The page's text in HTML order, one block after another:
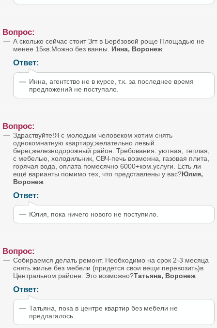
Вопрос:
А сколько сейчас стоит Згт в Берёзовой роще Площадью не
менее 15кв.Можно без ванны. Инна, Воронеж
Ответ:
Инна, агентство не в курсе, т.к. за последнее время
предложений не поступало.
Вопрос:
Здраствуйте!Я с молодым человеком хотим снять
однокомнатную квартиру,желательно левый
берег,железнодорожный район. Требования: уютная, теплая,
с мебелью, холодильник, СВЧ-печь возможна, газовая плита,
горячая вода, оплата помесячно 6000+ком.услуги. Есть ли
ещё варианты помимо тех, что представлены у вас?Юлия,
Воронеж
Ответ:
Юлия, пока ничего нового не поступило.
Вопрос:
Собираемся делать ремонт. Необходимо на срок 2-3 месяца
снять жилье без мебели (придется свои вещи перевозить)в
Центральном районе. Это возможно?Татьяна, Воронеж
Ответ:
Татьяна, пока в центре квартир без мебели не
предлагалось.